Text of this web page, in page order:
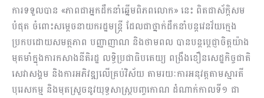
ការទទួលបាន «ភាពជាអ្នកដឹកនាំឆ្នើមពិភពលោក» នេះ ពិតជាស័ក្តិសម
បំផុត ចំពោះសម្តេចនាយករដ្ឋមន្ត្រី ដែលជាថ្នាក់ដឹកនាំបន្តវេនវ័យក្មេង
ប្រកបដោយសមត្ថភាព បញ្ញាញាណ និងថាមពល បានបន្តប្តេជ្ញាចិត្តយ៉ាង
មុតមាំក្នុងការកសាងនីតិរដ្ឋ លទ្ធិប្រជាធិបតេយ្យ ពង្រឹងខឿនសេដ្ឋកិច្ចជាតិ
សេវាសង្គម និងការអភិវឌ្ឍលើគ្រប់វិស័យ តាមរយៈការអនុវត្តតាមស្មារតី
បុរេសកម្ម និងមុតស្រួចនូវយុទ្ធសាស្ត្របញ្ចកោណ ដំណាក់កាលទី១ ជា